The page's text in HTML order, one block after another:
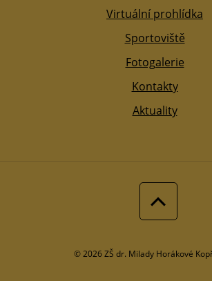
Virtuální prohlídka
Sportoviště
Fotogalerie
Kontakty
Aktuality
© 2026 ZŠ dr. Milady Horákové